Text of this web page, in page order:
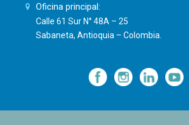
Oficina principal:
Calle 61 Sur N° 48A – 25
Sabaneta, Antioquia – Colombia.
— — —